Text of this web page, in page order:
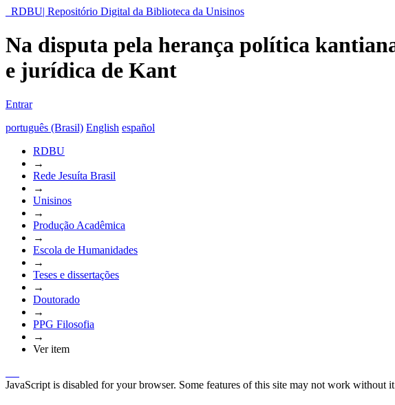
RDBU| Repositório Digital da Biblioteca da Unisinos
Na disputa pela herança política
e jurídica de Kant
Entrar
português (Brasil) English español
RDBU
→
Rede Jesuíta Brasil
→
Unisinos
→
Produção Acadêmica
→
Escola de Humanidades
→
Teses e dissertações
→
Doutorado
→
PPG Filosofia
→
Ver item
JavaScript is disabled for your browser. Some features of this site may not work without